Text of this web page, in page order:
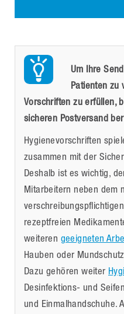
Um Ihre
Patienten zu
Vorschriften zu erfüllen,
sicheren Postversand
Hygienevorschriften
zusammen mit der
Deshalb ist es wichtig,
Mitarbeitern neben dem
rezeptfreien
weiteren geeigneten
Hauben oder
Dazu gehören weiter
Desinfektions- und
und Einmalhandschuhe.